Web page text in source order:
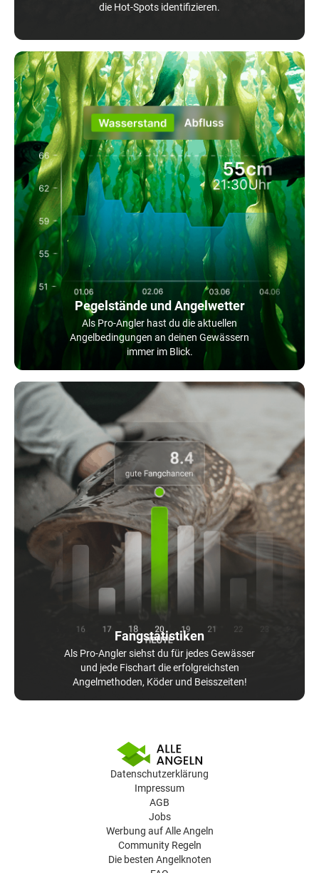
die Hot-Spots identifizieren.
Pegelstände und Angelwetter
Als Pro-Angler hast du die aktuellen
Angelbedingungen an deinen Gewässern
immer im Blick.
Fangstatistiken
Als Pro-Angler siehst du für jedes Gewässer
und jede Fischart die erfolgreichsten
Angelmethoden, Köder und Beisszeiten!
Datenschutzerklärung
Impressum
AGB
Jobs
Werbung auf Alle Angeln
Community Regeln
Die besten Angelknoten